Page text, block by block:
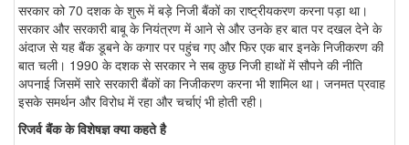
सरकार को 70 दशक के शुरू में बड़े निजी बैंकों का राष्ट्रीयकरण करना पड़ा था।
सरकार और सरकारी बाबू के नियंत्रण में आने से और उनके हर बात पर दखल देने के
अंदाज से यह बैंक डूबने के कगार पर पहुंच गए और फिर एक बार इनके निजीकरण की
बात चली। 1990 के दशक से सरकार ने सब कुछ निजी हाथों में सौपने की नीति
अपनाई जिसमें सारे सरकारी बैंकों का निजीकरण करना भी शामिल था। जनमत प्रवाह
इसके समर्थन और विरोध में रहा और चर्चाएं भी होती रही।
रिजर्व बैंक के विशेषज्ञ क्या कहते है